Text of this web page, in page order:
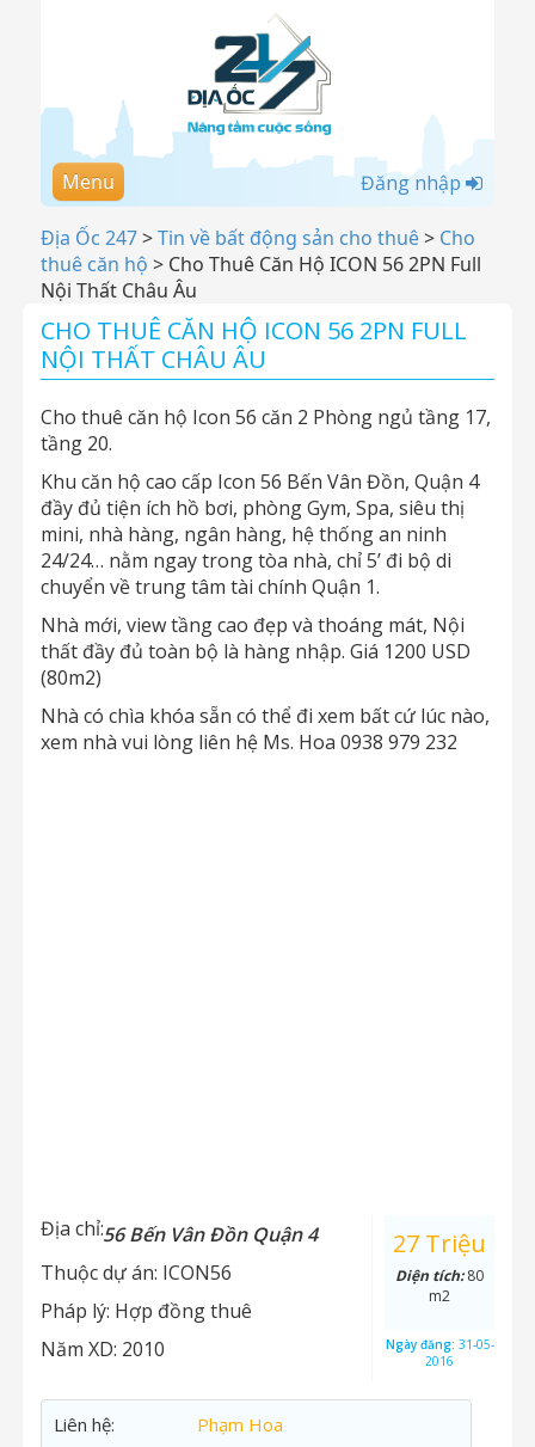
Menu Đăng nhập
Địa Ốc 247>Tin về bất động sản cho thuê> Cho
thuê căn hộ > Cho Thuê Căn Hộ ICON 56 2PN Full
Nội Thất Châu Âu
CHO THUÊ CĂN HỘ ICON 56 2PN FULL
NỘI THẤT CHÂU ÂU
Cho thuê căn hộ Icon 56 căn 2 Phòng ngủ tầng 17,
tầng 20.
Khu căn hộ cao cấp Icon 56 Bến Vân Đồn, Quận 4
đầy đủ tiện ích hồ bơi, phòng Gym, Spa, siêu thị
mini, nhà hàng, ngân hàng, hệ thống an ninh
24/24… nằm ngay trong tòa nhà, chỉ 5’ đi bộ di
chuyển về trung tâm tài chính Quận 1.
Nhà mới, view tầng cao đẹp và thoáng mát, Nội
thất đầy đủ toàn bộ là hàng nhập. Giá 1200 USD
(80m2)
Nhà có chìa khóa sẵn có thể đi xem bất cứ lúc nào,
xem nhà vui lòng liên hệ Ms. Hoa 0938 979 232
Địa chỉ:56 Bến Vân Đồn Quận 4
Thuộc dự án: ICON56
Pháp lý: Hợp đồng thuê
Năm XD: 2010
27 Triệu
Diện tích:80
m2
Ngày đăng: 31-05-
2016
Liên hệ:
Phạm Hoa